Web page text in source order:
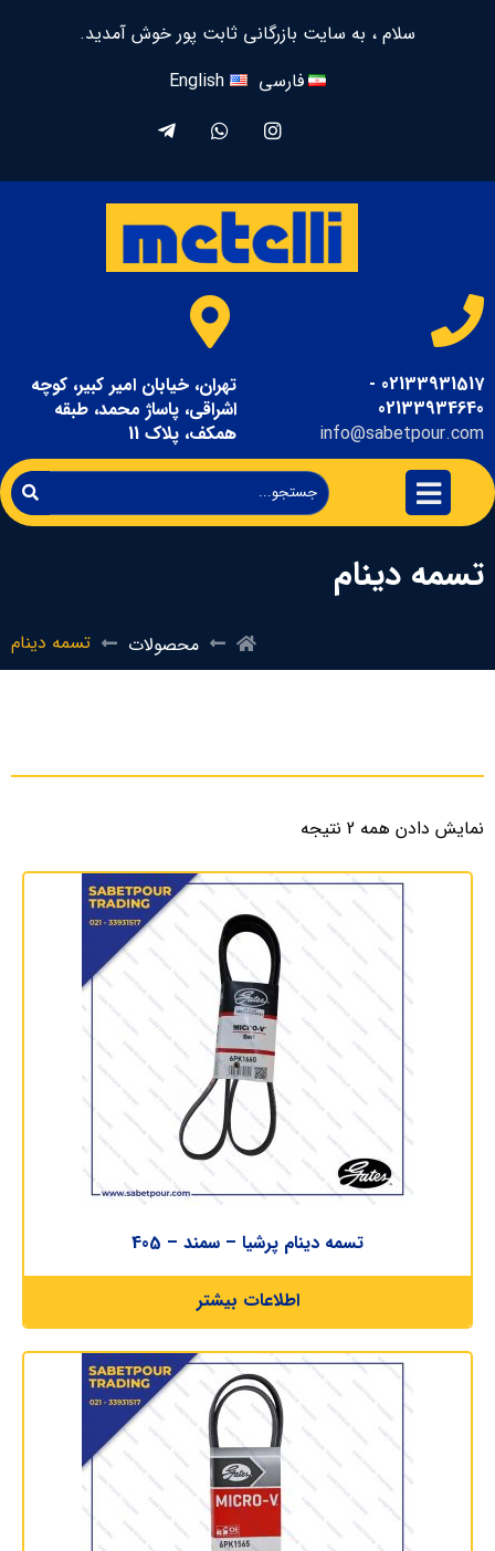
سلام ، به سایت بازرگانی ثابت پور خوش آمدید.
فارسی
English
02133931517 -
02133934640
info@sabetpour.com
تهران، خیابان امیر کبیر، کوچه
اشراقی، پاساژ محمد، طبقه
همکف، پلاک 11
تسمه دینام
محصولات تسمه دینام
نمایش دادن همه 2 نتیجه
تسمه دینام پرشیا – سمند – 405
اطلاعات بیشتر